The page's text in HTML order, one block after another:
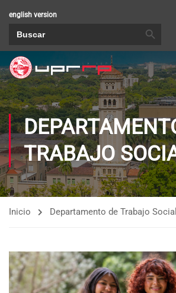
english version
TRABAJO
Inicio Departamento de Trabajo Social